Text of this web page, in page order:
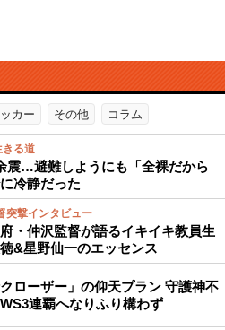
カー その他 コラム
きる道
震…避難しようにも「全裸だから
冷静だった
突撃インタビュー
・仲沢監督が語るイキイキ教員生
&星野仙一のエッセンス
ローザー」の仰天プラン 守護神不
連覇へなりふり構わず